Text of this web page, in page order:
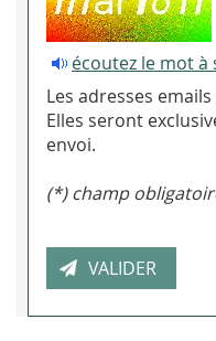
écoutez le mot à
Les adresses
Elles seront
envoi.
(*) champ